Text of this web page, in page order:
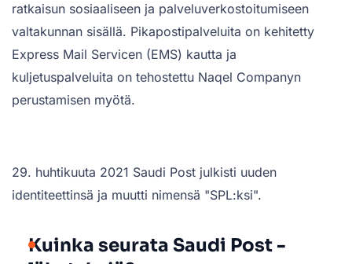
ratkaisun sosiaaliseen ja palveluverkostoitumiseen
valtakunnan sisällä. Pikapostipalveluita on kehitetty
Express Mail Servicen (EMS) kautta ja
kuljetuspalveluita on tehostettu Naqel Companyn
perustamisen myötä.
29. huhtikuuta 2021 Saudi Post julkisti uuden
identiteettinsä ja muutti nimensä "SPL:ksi".
Kuinka seurata Saudi Post -